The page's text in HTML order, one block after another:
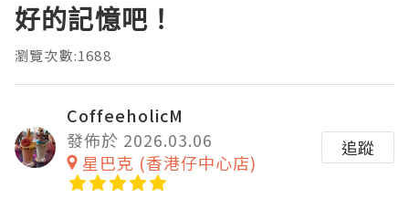
好的記憶吧！
瀏覽次數:1688
CoffeeholicM
發佈於 2026.03.06
星巴克 (香港仔中心店)
追蹤